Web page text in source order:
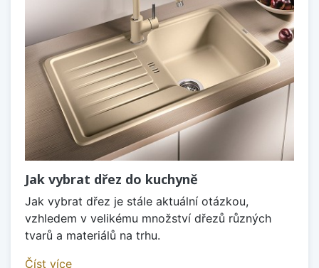
Jak vybrat dřez do kuchyně
Jak vybrat dřez je stále aktuální otázkou,
vzhledem v velikému množství dřezů různých
tvarů a materiálů na trhu.
Číst více